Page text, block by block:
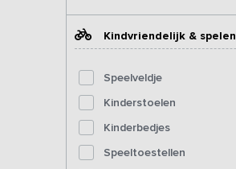
Kindvriendelijk & spelen
Speelveldje
Kinderstoelen
Kinderbedjes
Speeltoestellen